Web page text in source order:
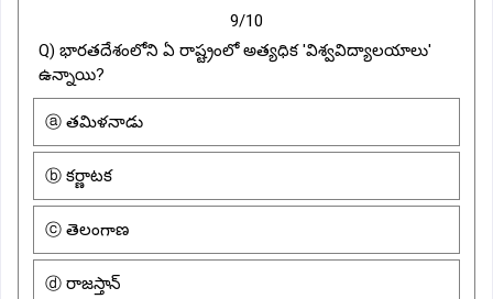
9/10
Q) భారతదేశంలోని ఏ రాష్ట్రంలో అత్యధిక 'విశ్వవిద్యాలయాలు'
ఉన్నాయి?
ⓐ తమిళనాడు
ⓑ కర్ణాటక
ⓒ తెలంగాణ
ⓓ రాజస్తాన్